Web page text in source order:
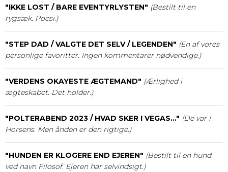
"IKKE LOST / BARE EVENTYRLYSTEN" (Bestilt til en
rygsæk. Poesi.)
"STEP DAD / VALGTE DET SELV / LEGENDEN" (En af vores
personlige favoritter. Ingen kommentarer nødvendige.)
"VERDENS OKAYESTE ÆGTEMAND" (Ærlighed i
ægteskabet. Det holder.)
"POLTERABEND 2023 / HVAD SKER I VEGAS..." (De var i
Horsens. Men ånden er den rigtige.)
"HUNDEN ER KLOGERE END EJEREN" (Bestilt til en hund
ved navn Filosof. Ejeren har selvindsigt.)